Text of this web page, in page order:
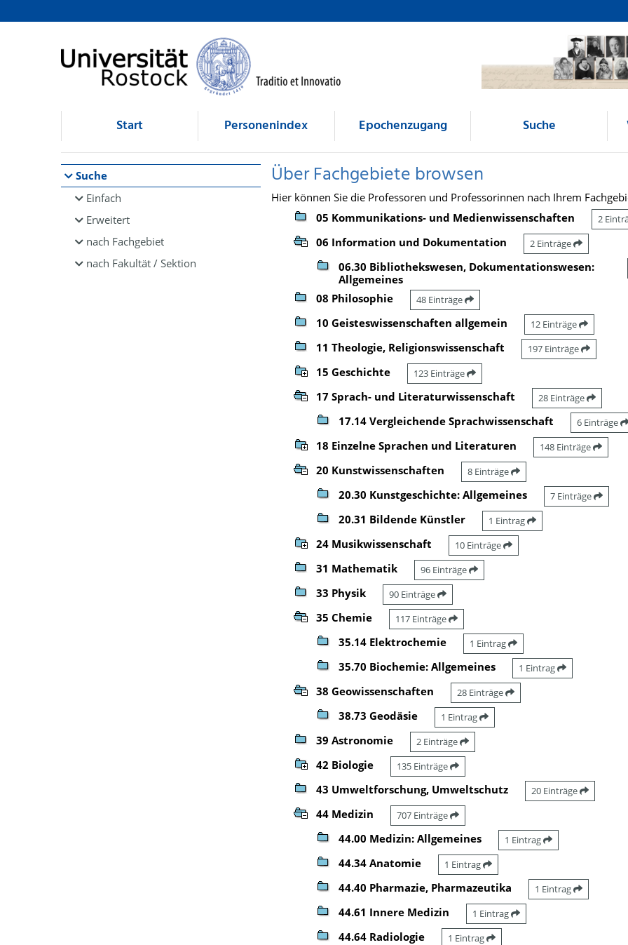
Browsen
direkt zum Inhalt
Start Personenindex Epochenzugang Suche
Suche
Einfach
Erweitert
nach Fachgebiet
nach Fakultät / Sektion
Über Fachgebiete browsen
Hier können Sie die Professoren und Professorinnen nach Ihrem
05 Kommunikations- und Medienwissenschaften
2
06 Information und Dokumentation 2 Einträge
06.30 Bibliothekswesen, Dokumentationswesen:
Allgemeines
08 Philosophie 48 Einträge
10 Geisteswissenschaften allgemein 12 Einträge
11 Theologie, Religionswissenschaft 197 Einträge
15 Geschichte 123 Einträge
17 Sprach- und Literaturwissenschaft 28 Einträge
17.14 Vergleichende Sprachwissenschaft 6 Einträge
18 Einzelne Sprachen und Literaturen 148 Einträge
20 Kunstwissenschaften 8 Einträge
20.30 Kunstgeschichte: Allgemeines 7 Einträge
20.31 Bildende Künstler 1 Eintrag
24 Musikwissenschaft 10 Einträge
31 Mathematik 96 Einträge
33 Physik 90 Einträge
35 Chemie 117 Einträge
35.14 Elektrochemie 1 Eintrag
35.70 Biochemie: Allgemeines 1 Eintrag
38 Geowissenschaften 28 Einträge
38.73 Geodäsie 1 Eintrag
39 Astronomie 2 Einträge
42 Biologie 135 Einträge
43 Umweltforschung, Umweltschutz 20 Einträge
44 Medizin 707 Einträge
44.00 Medizin: Allgemeines 1 Eintrag
44.34 Anatomie 1 Eintrag
44.40 Pharmazie, Pharmazeutika 1 Eintrag
44.61 Innere Medizin 1 Eintrag
44.64 Radiologie 1 Eintrag